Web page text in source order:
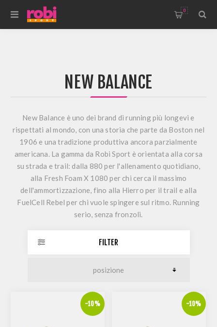
0
NEW BALANCE
New Balance è uno dei brand di running più longevi e
rispettati al mondo, con una storia che parte da Boston nel
1906 e una tradizione produttiva ancora parzialmente
americana. La gamma da Robi Sport è orientata alla corsa
su strada e trail: dalla 880 per l'allenamento quotidiano,
alla Fresh Foam X 1080 per chi cerca il massimo
dell'ammortizzazione, fino alla Hierro per il trail e alla
FuelCell Rebel per chi vuole spingere sul ritmo. Running
serio, senza fronzoli.
FILTER
-10% -10%